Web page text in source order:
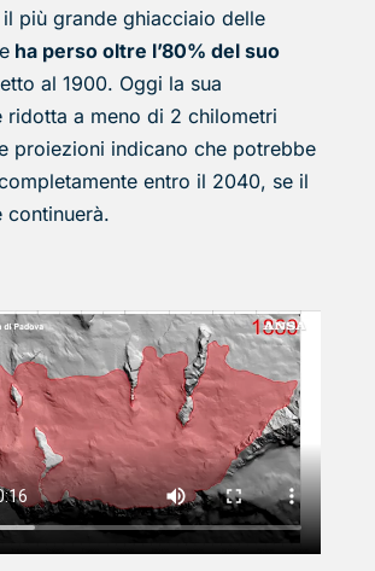
più grande ghiacciaio delle
ha perso oltre l’80% del suo
al 1900. Oggi la sua
ridotta a meno di 2 chilometri
proiezioni indicano che potrebbe
entro il 2040, se il
continuerà.